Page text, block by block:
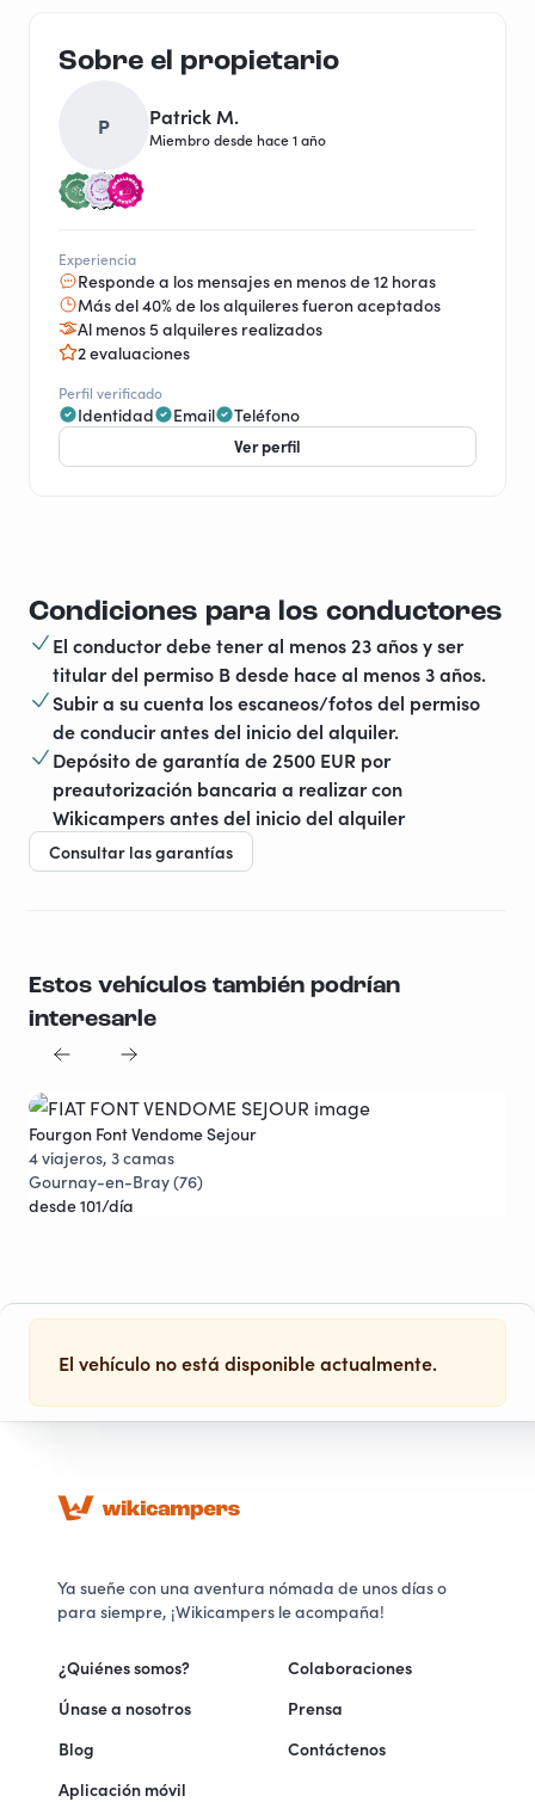
Sobre el propietario
P Patrick M.
Miembro desde hace 1 año
Experiencia
Responde a los mensajes en menos de 12 horas
Más del 40% de los alquileres fueron aceptados
Al menos 5 alquileres realizados
2 evaluaciones
Perfil verificado
Identidad Email Teléfono
Ver perfil
Condiciones para los conductores
El conductor debe tener al menos 23 años y ser
titular del permiso B desde hace al menos 3 años.
Subir a su cuenta los escaneos/fotos del permiso
de conducir antes del inicio del alquiler.
Depósito de garantía de 2500 EUR por
preautorización bancaria a realizar con
Wikicampers antes del inicio del alquiler
Consultar las garantías
Estos vehículos también podrían
interesarle
Descuentos
Fourgon Font Vendome Sejour
4 viajeros, 3 camas
Gournay-en-Bray (76)
desde 101/día
El vehículo no está disponible actualmente.
Ya sueñe con una aventura nómada de unos días o
para siempre, ¡Wikicampers le acompaña!
¿Quiénes somos?
Únase a nosotros
Blog
Aplicación móvil
Colaboraciones
Prensa
Contáctenos